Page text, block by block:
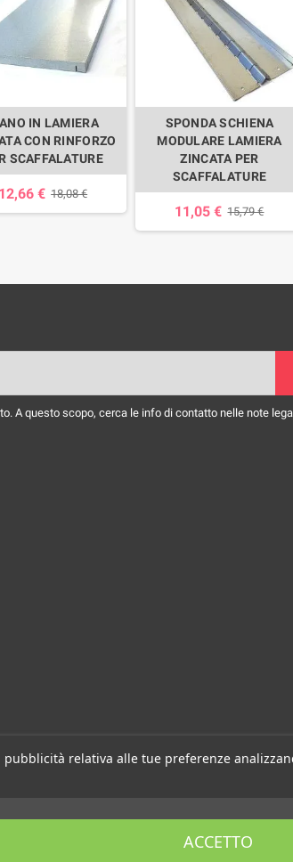
IN LAMIERA
CON RINFORZO
SCAFFALATURE
12,66 € 18,08 €
SPONDA SCHIENA
MODULARE LAMIERA
ZINCATA PER
SCAFFALATURE
11,05 € 15,79 €
A questo scopo, cerca le info di contatto nelle note
relativa alle tue preferenze
ACCETTO